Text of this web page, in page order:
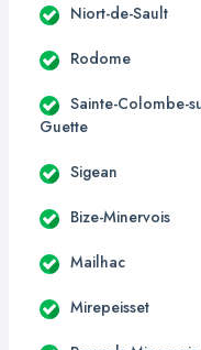
Niort-de-Sault
Rodome
Sainte-Colombe-
Guette
Sigean
Bize-Minervois
Mailhac
Mirepeisset